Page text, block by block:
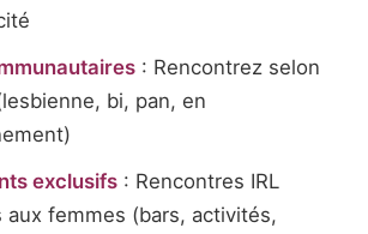
: Rencontrez selon
bi, pan, en
exclusifs: Rencontres IRL
aux femmes (bars, activités,